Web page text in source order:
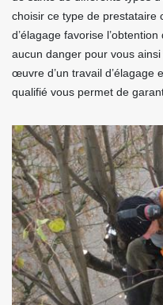
choisir ce type de prestataire
d’élagage favorise
aucun danger pour vous
œuvre d’un travail d’élagage
qualifié vous permet de